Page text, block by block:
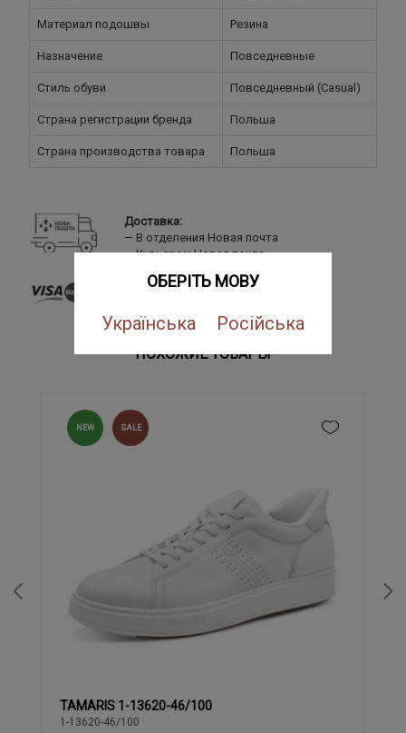
ОБЕРІТЬ МОВУ
Українська Російська
Материал подошвы Резина
Назначение Повседневные
Стиль обуви Повседневный (Casual)
Страна регистрации бренда Польша
Страна производства товара Польша
Доставка:
В отделения Новая почта
Курьером Новая почта
Оплата:
Наложенный платеж
ПОХОЖИЕ ТОВАРЫ
NEW SALE
40 41 42 43 44
TAMARIS 1-13620-46/100
1-13620-46/100